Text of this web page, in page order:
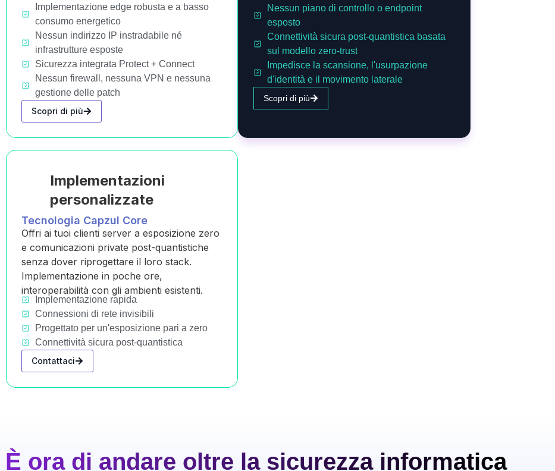
Implementazione edge robusta e a basso
consumo energetico
Nessun indirizzo IP instradabile né
infrastrutture esposte
Sicurezza integrata Protect + Connect
Nessun firewall, nessuna VPN e nessuna
gestione delle patch
Scopri di più
Nessun piano di controllo o endpoint
esposto
Connettività sicura post-quantistica basata
sul modello zero-trust
Impedisce la scansione, l'usurpazione
d'identità e il movimento laterale
Scopri di più
Implementazioni
personalizzate
Tecnologia Capzul Core
Offri ai tuoi clienti server a esposizione zero
e comunicazioni private post-quantistiche
senza dover riprogettare il loro stack.
Implementazione in poche ore,
interoperabilità con gli ambienti esistenti.
Implementazione rapida
Connessioni di rete invisibili
Progettato per un'esposizione pari a zero
Connettività sicura post-quantistica
Contattaci
È ora di andare oltre la sicurezza informatica